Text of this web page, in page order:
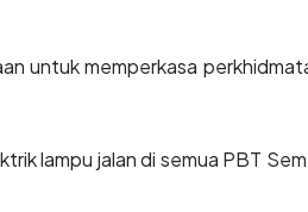
untuk memperkasa
lampu jalan di semua PBT